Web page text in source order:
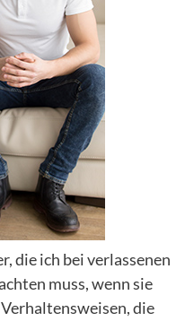
die ich bei verlassenen
muss, wenn sie
die